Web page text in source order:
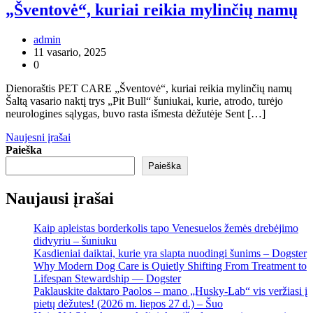
„Šventovė“, kuriai reikia mylinčių namų
admin
11 vasario, 2025
0
Dienoraštis PET CARE „Šventovė“, kuriai reikia mylinčių namų
Šaltą vasario naktį trys „Pit Bull“ šuniukai, kurie, atrodo, turėjo
neurologines sąlygas, buvo rasta išmesta dėžutėje Sent […]
Navigacija
tarp
įrašų
Naujesni įrašai
Paieška
Paieška
Naujausi įrašai
Kaip apleistas borderkolis tapo Venesuelos žemės drebėjimo
didvyriu – šuniuku
Kasdieniai daiktai, kurie yra slapta nuodingi šunims – Dogster
Why Modern Dog Care is Quietly Shifting From Treatment to
Lifespan Stewardship — Dogster
Paklauskite daktaro Paolos – mano „Husky-Lab“ vis veržiasi į
pietų dėžutes! (2026 m. liepos 27 d.) – Šuo